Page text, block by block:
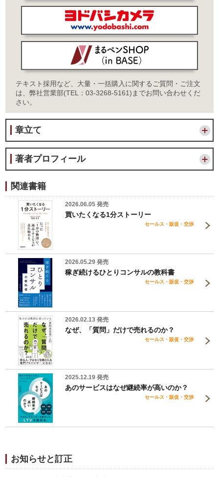
テキスト採用など、大量・一括購入に関するご質問・ご注文
は、弊社営業部(TEL：03-3268-5161)までお問い合わせくだ
さい。
章立て
著者プロフィール
関連書籍
2026.06.05 発売
買いたくなる1分ストーリー
セールス・販促・交渉
2026.05.29 発売
稼ぎ続けるひとりコンサルの教科書
セールス・販促・交渉
2026.02.13 発売
なぜ、「質問」だけで売れるのか？
セールス・販促・交渉
2025.12.19 発売
あのサービスはなぜ継続率が高いのか？
セールス・販促・交渉
お知らせと訂正